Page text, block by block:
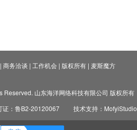
| 商务洽谈 | 工作机会| 版权所有| 麦斯魔方
山东海洋网络科技有限公司 版权所有
证：鲁B2-20120067 技术支持：MofyiStudio